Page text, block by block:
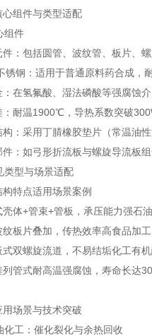
心组件与类型适配
组件
件：包括圆管、波纹管、板片、
锈钢：适用于普通原料药合成，
：在氢氟酸、湿法磷酸等强腐蚀
：耐温1900℃，导热系数突破
构：采用丁腈橡胶垫片（常温油
件：如弓形折流板与螺旋导流板
类型与场景适配
构特点适用场景案例
壳体+管束+管板，承压能力强石
纹板片叠加，传热效率高食品加
式双螺旋流道，不易结垢化工有
列管式耐高温强腐蚀，寿命长达
用场景与技术突破
化工：催化裂化与余热回收